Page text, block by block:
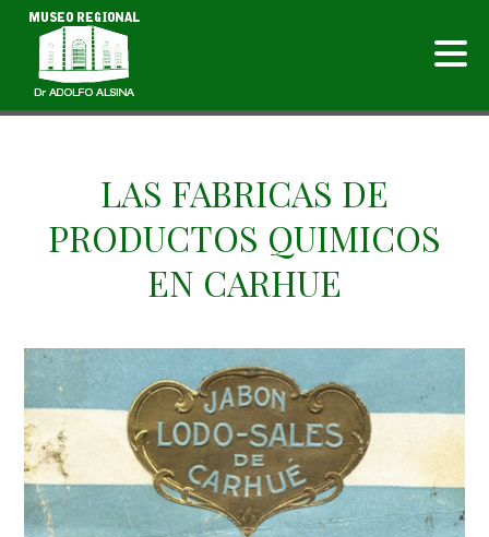
LAS FABRICAS DE
PRODUCTOS QUIMICOS
EN CARHUE